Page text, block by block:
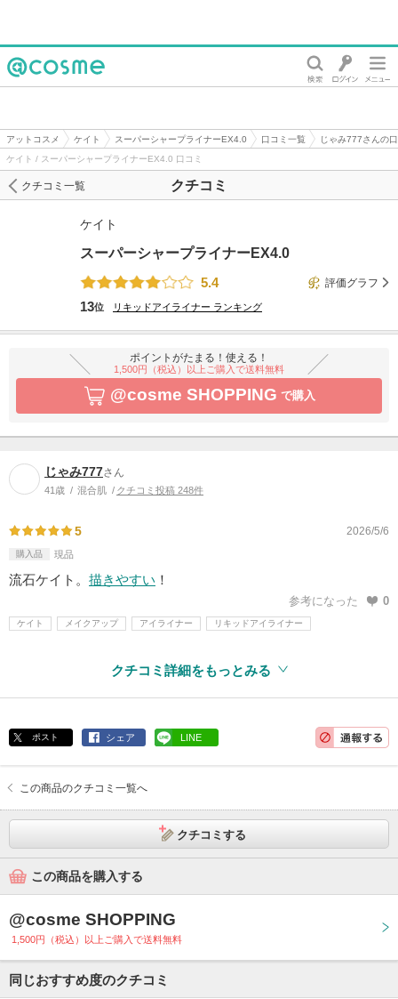
アットコスメ ケイト スーパーシャープライナーEX4.0 口コミ一覧
じゃみ777さんの
ケイト / スーパーシャープライナーEX4.0 口コミ
クチコミ
クチコミ一覧
ケイト
スーパーシャープライナーEX4.0
5.4
評価グラフ
13位 リキッドアイライナー ランキング
ポイントがたまる！使える！
1,500円（税込）以上ご購入で送料無料
@cosme SHOPPING で購入
じゃみ777さん
41歳 混合肌 クチコミ投稿 248件
5 2026/5/6
購入品 現品
流石ケイト。 描きやすい ！
参考になった 0
ケイト メイクアップ アイライナー リキッドアイライナー
クチコミ詳細をもっとみる
ポスト シェア LINE
この商品のクチコミ一覧へ
クチコミする
この商品を購入する
@cosme SHOPPING
1,500円（税込）以上ご購入で送料無料
同じおすすめ度のクチコミ